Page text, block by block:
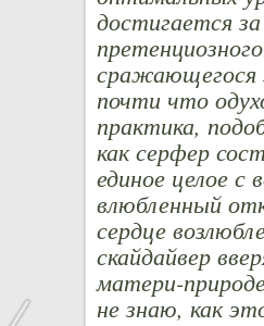
достигается
сражающегося
почти что
практика,
как серфер
единое целое с
влюбленный
сердце
скайдайвер
матери-
не знаю, как